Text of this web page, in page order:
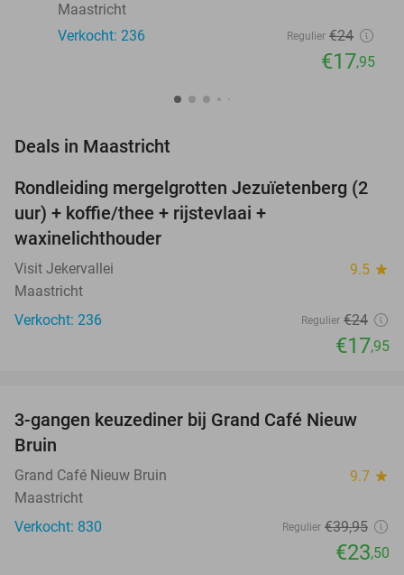
Maastricht
Verkocht: 236
Regulier €24
€17,95
Deals in Maastricht
25%
TODAY
Rondleiding mergelgrotten Jezuïetenberg (2
uur) + koffie/thee + rijstevlaai +
waxinelichthouder
Visit Jekervallei 9.5 star
Maastricht
Verkocht: 236
Regulier €24
€17,95
41%
3-gangen keuzediner bij Grand Café Nieuw
Bruin
Grand Café Nieuw Bruin 9.7 star
Maastricht
Verkocht: 830
Regulier €39,95
€23,50